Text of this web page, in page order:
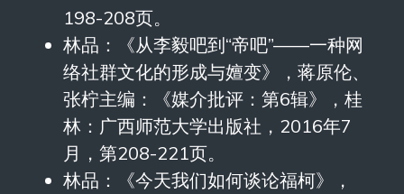
198-208页。
林品：《从李毅吧到“帝吧”——一种网
络社群文化的形成与嬗变》，蒋原伦、
张柠主编：《媒介批评：第6辑》，桂
林：广西师范大学出版社，2016年7
月，第208-221页。
林品：《今天我们如何谈论福柯》，